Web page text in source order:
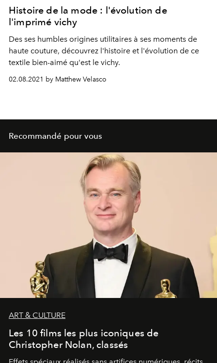
Histoire de la mode : l'évolution de
l'imprimé vichy
Des ses humbles origines utilitaires à ses moments de
haute couture, découvrez l'histoire et l'évolution de ce
textile bien-aimé qu'est le vichy.
02.08.2021 by Matthew Velasco
Recommandé pour vous
ART & CULTURE
Les 10 films les plus iconiques de
Christopher Nolan, classés